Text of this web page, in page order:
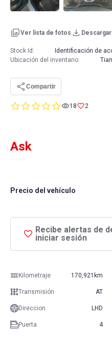
Ver lista de fotos
0.018 2
Ask
Precio del vehículo
Recibe alertas de
iniciar sesión
Kilometraje 170,921km
Transmisión AT
Direccion LHD
Puerta 4
Stock Id: Identificación de
Ubicación del inventario:
Compartir